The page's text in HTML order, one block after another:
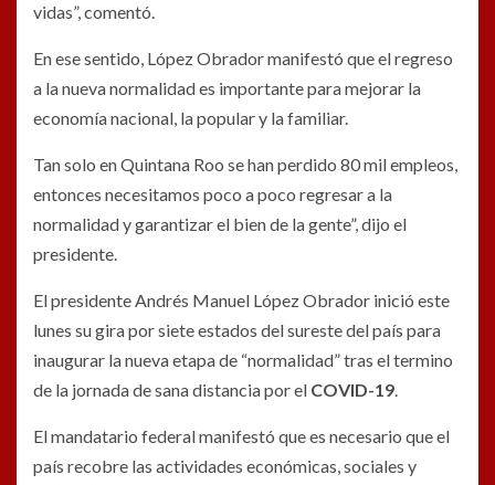
vidas”, comentó.
En ese sentido, López Obrador manifestó que el regreso
a la nueva normalidad es importante para mejorar la
economía nacional, la popular y la familiar.
Tan solo en Quintana Roo se han perdido 80 mil empleos,
entonces necesitamos poco a poco regresar a la
normalidad y garantizar el bien de la gente”, dijo el
presidente.
El presidente Andrés Manuel López Obrador inició este
lunes su gira por siete estados del sureste del país para
inaugurar la nueva etapa de “normalidad” tras el termino
de la jornada de sana distancia por el COVID-19.
El mandatario federal manifestó que es necesario que el
país recobre las actividades económicas, sociales y